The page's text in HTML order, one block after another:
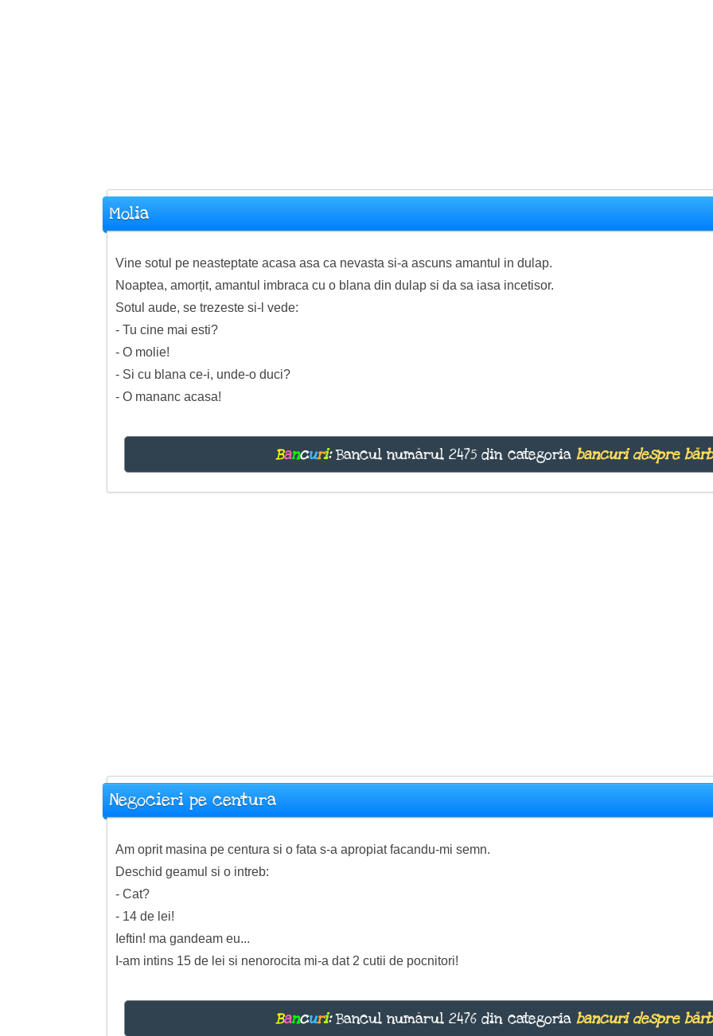
Molia
Vine sotul pe neasteptate acasa asa ca nevasta si-a ascuns amantul in dulap.
Noaptea, amorțit, amantul imbraca cu o blana din dulap si da sa iasa incetisor.
Sotul aude, se trezeste si-l vede:
- Tu cine mai esti?
- O molie!
- Si cu blana ce-i, unde-o duci?
- O mananc acasa!
Bancuri:Bancul numărul 2475 din categoriabancuri despre
Negocieri pe centura
Am oprit masina pe centura si o fata s-a apropiat facandu-mi semn.
Deschid geamul si o intreb:
- Cat?
- 14 de lei!
Ieftin! ma gandeam eu...
I-am intins 15 de lei si nenorocita mi-a dat 2 cutii de pocnitori!
Bancuri:Bancul numărul 2476 din categoriabancuri despre